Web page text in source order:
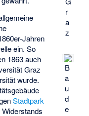
r
a
z
B
a
u
d
e
Jahren
ein. So
1863 auch
Graz
wurde.
Stadtpark